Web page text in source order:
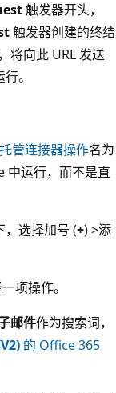
触发器开头，
触发器创建的终结
将向此 URL 发送
。
管连接器操作名为
中运行，而不是直
，选择加号 (+) >添
项操作。
邮件作为搜索词，
的 Office 365